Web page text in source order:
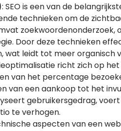
: SEO is een van de
technieken om de
Door deze technieken
wat leidt tot meer organisch
richt zich op
van het percentage
van een aankoop tot het
gebruikersgedrag,
te verhogen.
aspecten van een